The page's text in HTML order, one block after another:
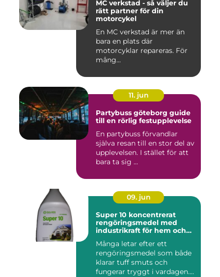
MC verkstad - så väljer du
rätt partner för din
motorcykel
En MC verkstad är mer än
bara en plats där
motorcyklar repareras. För
mång...
11. jun
Partybuss göteborg guide
till en rörlig festupplevelse
En partybuss förvandlar
själva resan till en stor del av
upplevelsen. I stället för att
bara ta sig ...
09. jun
Super 10 koncentrerat
rengöringsmedel med
industrikraft för hem och
Många letar efter ett
rengöringsmedel som både
klarar tuff smuts och
fungerar tryggt i vardagen.